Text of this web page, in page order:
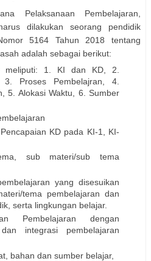
Pelaksanaan Pembelajaran,
dilakukan seorang pendidik
5164 Tahun 2018 tentang
adalah sebagai berikut:
meliputi: 1. KI dan KD, 2.
3. Proses Pembelajran, 4.
5. Alokasi Waktu, 6. Sumber
KD pada KI-1, KI-
sub materi/sub tema
yang disesuikan
tema pembelajaran dan
serta lingkungan belajar.
Pembelajaran dengan
integrasi pembelajaran
bahan dan sumber belajar,